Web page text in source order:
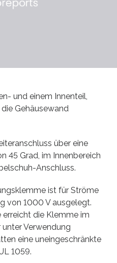
und einem Innenteil,
Gehäusewand
über eine
45 Grad, im Innenbereich
Anschluss.
ist für Ströme
von 1000 V ausgelegt.
die Klemme im
Verwendung
eine uneingeschränkte
1059.